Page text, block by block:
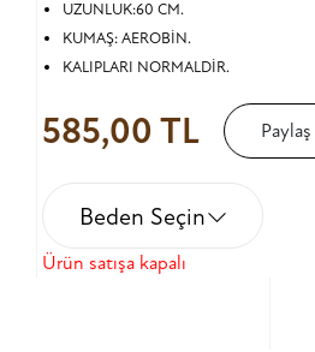
UZUNLUK:60 CM.
KUMAŞ: AEROBİN.
KALIPLARI NORMALDİR.
585,00 TL Paylaş
Beden Seçin
Ürün satışa kapalı